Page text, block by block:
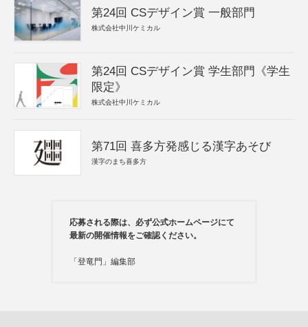
第24回 CSデザイン賞 一般部門
株式会社中川ケミカル
第24回 CSデザイン賞 学生部門《学生
限定》
株式会社中川ケミカル
第71回 喜多方発感じる漢字あそび
漢字のまち喜多方
応募される際は、必ず公式ホームページにて
最新の開催情報をご確認ください。
「登竜門」編集部